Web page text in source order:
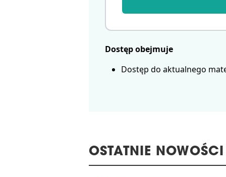
Dostęp obejmuje
Dostęp do aktualnego
OSTATNIE NOWOŚCI